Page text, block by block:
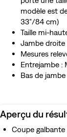
modèle est
33"/84 cm)
Taille mi-
Jambe droite
Mesures
Entrejambe :
Bas de
Aperçu du
Coupe galbante